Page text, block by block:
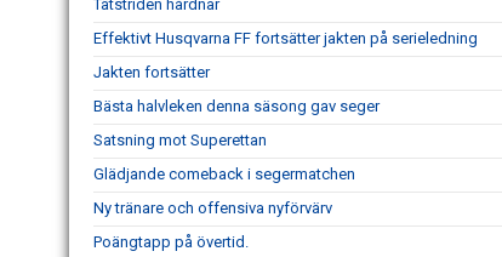
Tätstriden hårdnar
Effektivt Husqvarna FF fortsätter jakten på serieledning
Jakten fortsätter
Bästa halvleken denna säsong gav seger
Satsning mot Superettan
Glädjande comeback i segermatchen
Ny tränare och offensiva nyförvärv
Poängtapp på övertid.